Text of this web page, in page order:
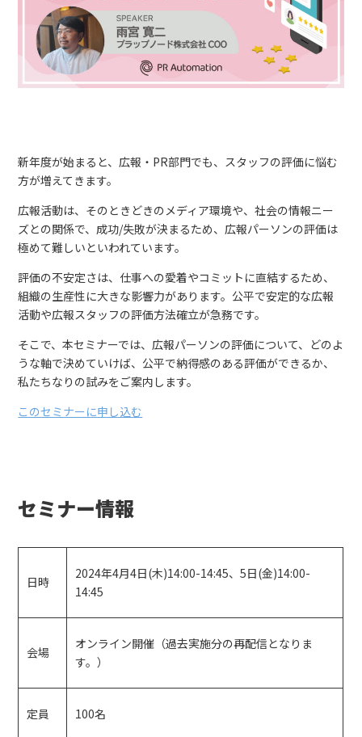
新年度が始まると、広報・PR部門でも、スタッフの評価に悩む
方が増えてきます。
広報活動は、そのときどきのメディア環境や、社会の情報ニー
ズとの関係で、成功/失敗が決まるため、広報パーソンの評価は
極めて難しいといわれています。
評価の不安定さは、仕事への愛着やコミットに直結するため、
組織の生産性に大きな影響力があります。公平で安定的な広報
活動や広報スタッフの評価方法確立が急務です。
そこで、本セミナーでは、広報パーソンの評価について、どのよ
うな軸で決めていけば、公平で納得感のある評価ができるか、
私たちなりの試みをご案内します。
このセミナーに申し込む
セミナー情報
日時
2024年4月4日(木)14:00-14:45、5日(金)14:00-
14:45
会場
オンライン開催（過去実施分の再配信となりま
す。）
定員 100名